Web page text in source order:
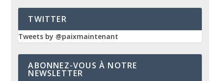
TWITTER
Tweets by @paixmaintenant
ABONNEZ-VOUS À NOTRE
NEWSLETTER